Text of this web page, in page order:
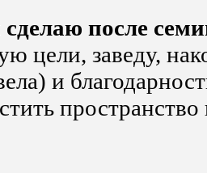
после
цели, заведу,
и
пространство